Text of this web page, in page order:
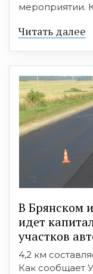
мероприятии.
Читать далее
В Брянском
идет
участков
4,2 км
Как сообщает